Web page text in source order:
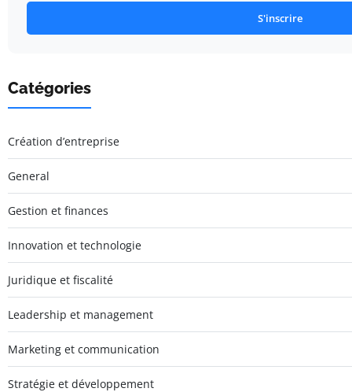
S'inscrire
Catégories
Création d’entreprise
General
Gestion et finances
Innovation et technologie
Juridique et fiscalité
Leadership et management
Marketing et communication
Stratégie et développement